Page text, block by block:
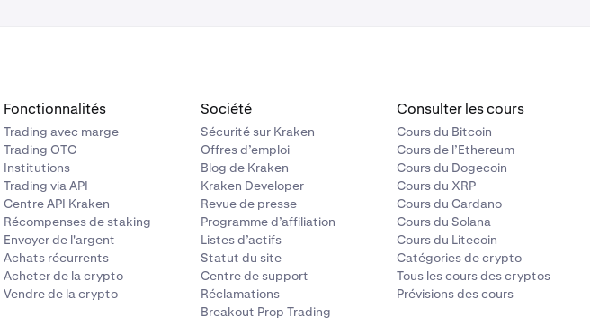
Fonctionnalités
Trading avec marge
Trading OTC
Institutions
Trading via API
Centre API Kraken
Récompenses de staking
Envoyer de l'argent
Achats récurrents
Acheter de la crypto
Vendre de la crypto
Société
Sécurité sur Kraken
Offres d’emploi
Blog de Kraken
Kraken Developer
Revue de presse
Programme d’affiliation
Listes d’actifs
Statut du site
Centre de support
Réclamations
Breakout Prop Trading
Consulter les cours
Cours du Bitcoin
Cours de l’Ethereum
Cours du Dogecoin
Cours du XRP
Cours du Cardano
Cours du Solana
Cours du Litecoin
Catégories de crypto
Tous les cours des cryptos
Prévisions des cours